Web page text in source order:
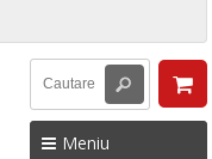
Meniu